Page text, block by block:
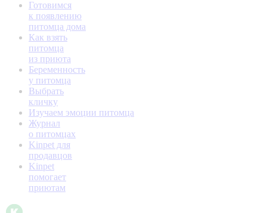
Готовимся
к появлению
питомца дома
Как взять
питомца
из приюта
Беременность
у питомца
Выбрать
кличку
Изучаем эмоции питомца
Журнал
о питомцах
Kinpet для
продавцов
Kinpet
помогает
приютам